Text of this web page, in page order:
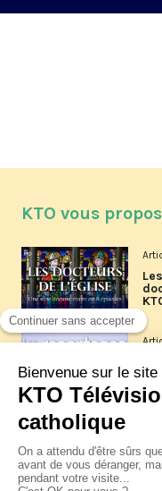
KTO vous